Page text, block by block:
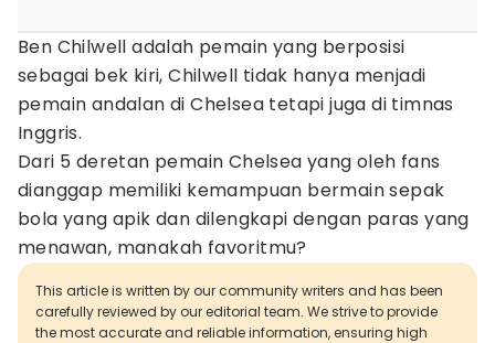
Ben Chilwell adalah pemain yang berposisi
sebagai bek kiri, Chilwell tidak hanya menjadi
pemain andalan di Chelsea tetapi juga di timnas
Inggris.
Dari 5 deretan pemain Chelsea yang oleh fans
dianggap memiliki kemampuan bermain sepak
bola yang apik dan dilengkapi dengan paras yang
menawan, manakah favoritmu?
This article is written by our community writers and has been
carefully reviewed by our editorial team. We strive to provide
the most accurate and reliable information, ensuring high